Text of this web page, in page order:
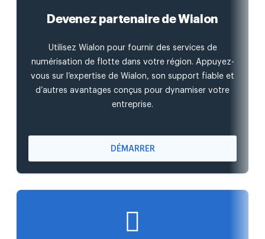
Devenez partenaire de Wialon
Utilisez Wialon pour fournir des services de
numérisation de flotte dans votre région. Appuyez-
vous sur l’expertise de Wialon, son support fiable et
d’autres avantages conçus pour dynamiser votre
entreprise.
DÉMARRER